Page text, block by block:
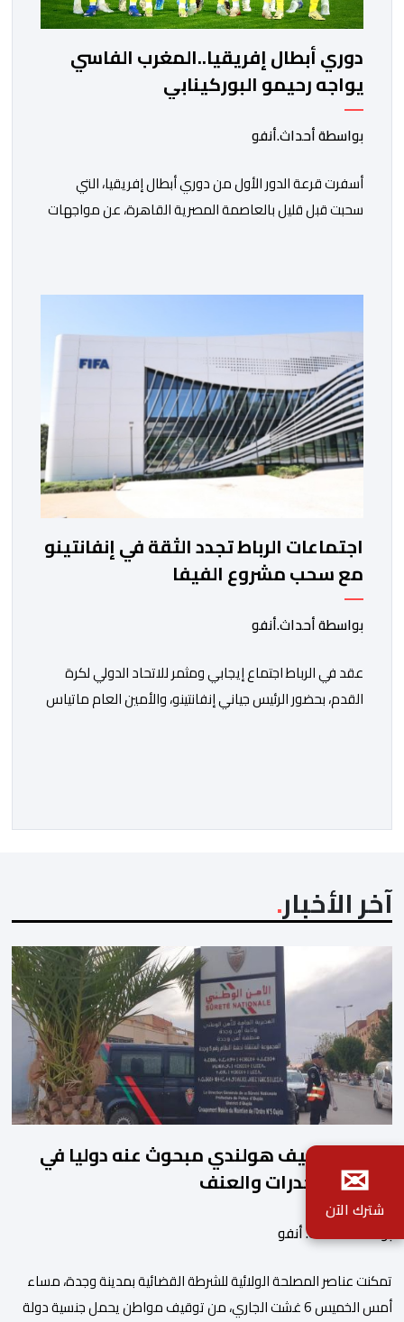
دوري أبطال إفريقيا..المغرب الفاسي
يواجه رحيمو البوركينابي
بواسطة أحداث.أنفو
أسفرت قرعة الدور الأول من دوري أبطال إفريقيا، التي
سحبت قبل قليل بالعاصمة المصرية القاهرة، عن مواجهات
نهضة بركان على موعد في هذا الدور مع الفائز من المباراة
الغامبي، حيث يطمح الفريق […]
اجتماعات الرباط تجدد الثقة في إنفانتينو
مع سحب مشروع الفيفا
بواسطة أحداث.أنفو
عقد في الرباط اجتماع إيجابي ومثمر للاتحاد الدولي لكرة
القدم، بحضور الرئيس جياني إنفانتينو، والأمين العام ماتياس
المسؤول الوحيد المباشر والمنتخب من قِبل 211 اتحادا […]
آخر الأخبار
وجدة.. توقيف هولندي مبحوث عنه دوليا في
قضايا المخدرات والعنف
بواسطة أحداث. أنفو
تمكنت عناصر المصلحة الولائية للشرطة القضائية بمدينة وجدة، مساء
أمس الخميس 6 غشت الجاري، من توقيف مواطن يحمل جنسية دولة
✉
شترك الآن